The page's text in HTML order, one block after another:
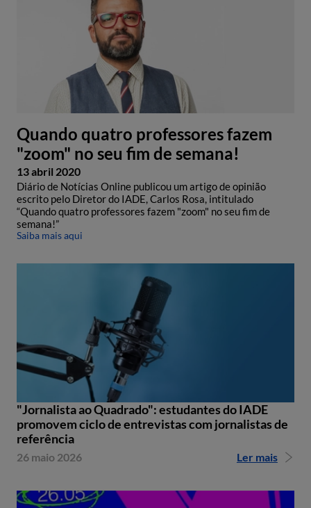
Quando quatro professores fazem
"zoom" no seu fim de semana!
13 abril 2020
Diário de Notícias Online publicou um artigo de opinião
escrito pelo Diretor do IADE, Carlos Rosa, intitulado
“Quando quatro professores fazem "zoom" no seu fim de
semana!”
Saiba mais aqui
"Jornalista ao Quadrado": estudantes do IADE
promovem ciclo de entrevistas com jornalistas de
referência
26 maio 2026 Ler mais